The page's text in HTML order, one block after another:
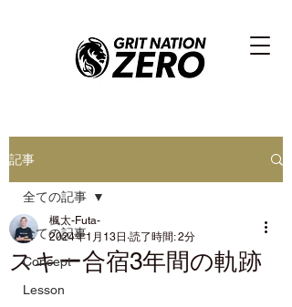
記事
全ての記事
Concept
Lesson
全ての記事
スキー合宿3年間の軌跡
楓太-Futa-
2024年1月13日 読了時間: 2分